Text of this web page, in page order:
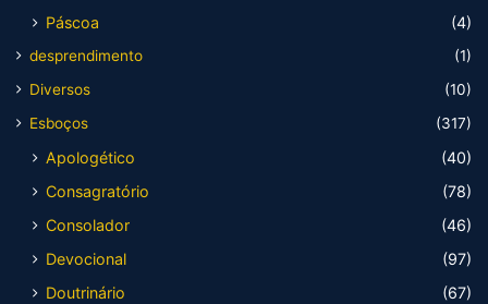
Páscoa
(4)
desprendimento
(1)
Diversos
(10)
Esboços
(317)
Apologético
(40)
Consagratório
(78)
Consolador
(46)
Devocional
(97)
Doutrinário
(67)